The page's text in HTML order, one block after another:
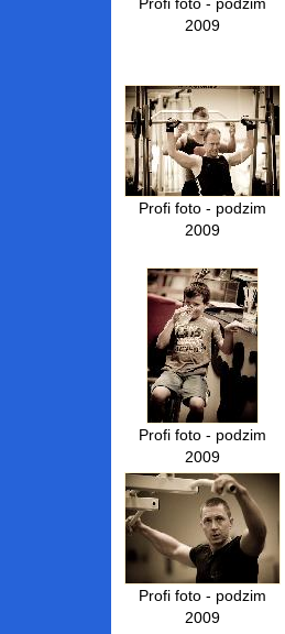
2009
Profi foto - podzim
2009
Profi foto - podzim
2009
Profi foto - podzim
2009